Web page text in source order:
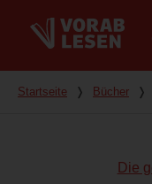
Du bist hier
Startseite ❭ Bücher ❭
Die